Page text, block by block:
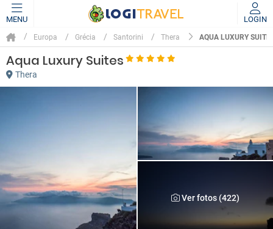
MENU LOGIN
Europa Grécia Santorini Thera AQUA LUXURY
Aqua Luxury Suites
Thera
Ver fotos (422)